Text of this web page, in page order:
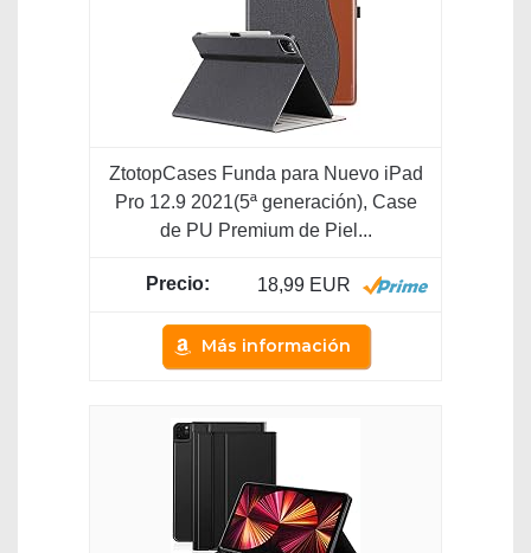
ZtotopCases Funda para Nuevo iPad
Pro 12.9 2021(5ª generación), Case
de PU Premium de Piel...
18,99 EUR
Más información